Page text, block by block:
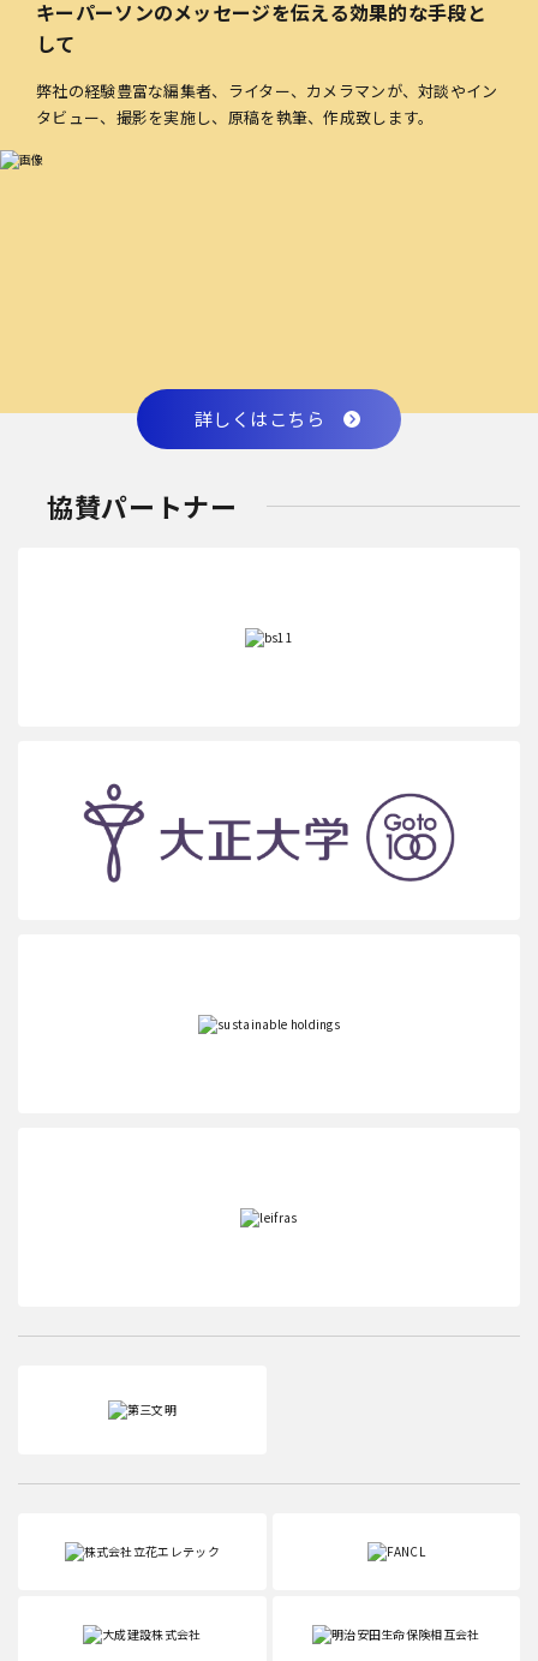
キーパーソンのメッセージを伝える効果的な手段と
して
弊社の経験豊富な編集者、ライター、カメラマンが、対談やイン
タビュー、撮影を実施し、原稿を執筆、作成致します。
詳しくはこちら
協賛パートナー